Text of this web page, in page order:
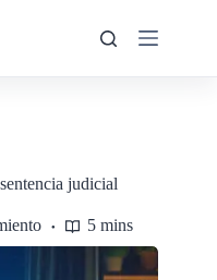
judicial
5 mins